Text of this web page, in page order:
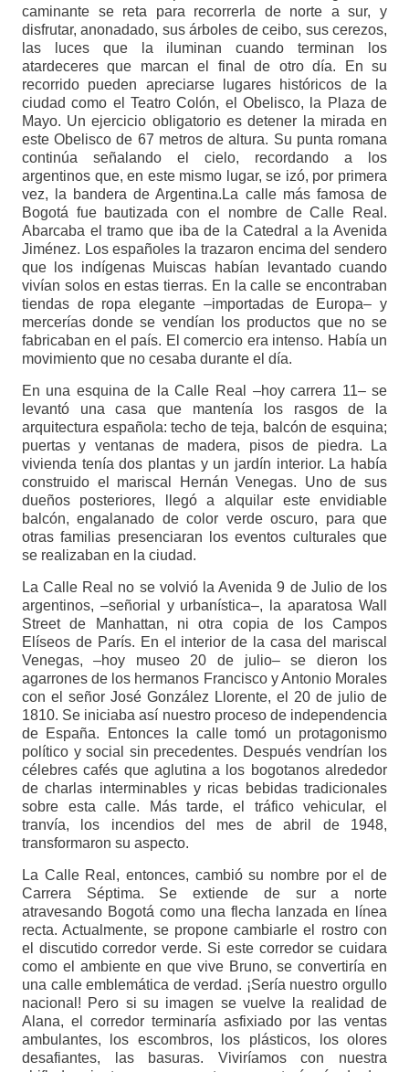
caminante se reta para recorrerla de norte a sur, y
disfrutar, anonadado, sus árboles de ceibo, sus cerezos,
las luces que la iluminan cuando terminan los
atardeceres que marcan el final de otro día. En su
recorrido pueden apreciarse lugares históricos de la
ciudad como el Teatro Colón, el Obelisco, la Plaza de
Mayo. Un ejercicio obligatorio es detener la mirada en
este Obelisco de 67 metros de altura. Su punta romana
continúa señalando el cielo, recordando a los
argentinos que, en este mismo lugar, se izó, por primera
vez, la bandera de Argentina.La calle más famosa de
Bogotá fue bautizada con el nombre de Calle Real.
Abarcaba el tramo que iba de la Catedral a la Avenida
Jiménez. Los españoles la trazaron encima del sendero
que los indígenas Muiscas habían levantado cuando
vivían solos en estas tierras. En la calle se encontraban
tiendas de ropa elegante –importadas de Europa– y
mercerías donde se vendían los productos que no se
fabricaban en el país. El comercio era intenso. Había un
movimiento que no cesaba durante el día.
En una esquina de la Calle Real –hoy carrera 11– se
levantó una casa que mantenía los rasgos de la
arquitectura española: techo de teja, balcón de esquina;
puertas y ventanas de madera, pisos de piedra. La
vivienda tenía dos plantas y un jardín interior. La había
construido el mariscal Hernán Venegas. Uno de sus
dueños posteriores, llegó a alquilar este envidiable
balcón, engalanado de color verde oscuro, para que
otras familias presenciaran los eventos culturales que
se realizaban en la ciudad.
La Calle Real no se volvió la Avenida 9 de Julio de los
argentinos, –señorial y urbanística–, la aparatosa Wall
Street de Manhattan, ni otra copia de los Campos
Elíseos de París. En el interior de la casa del mariscal
Venegas, –hoy museo 20 de julio–­ se dieron los
agarrones de los hermanos Francisco y Antonio Morales
con el señor José González Llorente, el 20 de julio de
1810. Se iniciaba así nuestro proceso de independencia
de España. Entonces la calle tomó un protagonismo
político y social sin precedentes. Después vendrían los
célebres cafés que aglutina a los bogotanos alrededor
de charlas interminables y ricas bebidas tradicionales
sobre esta calle. Más tarde, el tráfico vehicular, el
tranvía, los incendios del mes de abril de 1948,
transformaron su aspecto.
La Calle Real, entonces, cambió su nombre por el de
Carrera Séptima. Se extiende de sur a norte
atravesando Bogotá como una flecha lanzada en línea
recta. Actualmente, se propone cambiarle el rostro con
el discutido corredor verde. Si este corredor se cuidara
como el ambiente en que vive Bruno, se convertiría en
una calle emblemática de verdad. ¡Sería nuestro orgullo
nacional! Pero si su imagen se vuelve la realidad de
Alana, el corredor terminaría asfixiado por las ventas
ambulantes, los escombros, los plásticos, los olores
desafiantes, las basuras. Viviríamos con nuestra